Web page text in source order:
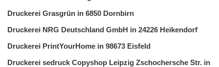
Druckerei Grasgrün in 6850 Dornbirn
Druckerei NRG Deutschland GmbH in 24226 Heikendorf
Druckerei PrintYourHome in 98673 Eisfeld
Druckerei sedruck Copyshop Leipzig Zschochersche Str. in